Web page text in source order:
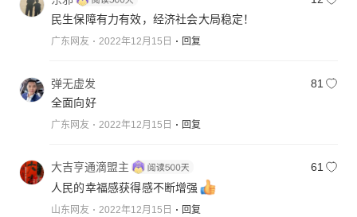
民生保障有力有效，经济社会大局稳定！
广东网友 2022年12月15日 回复
弹无虚发
81
全面向好
广东网友 2022年12月15日 回复
大吉亨通滴盟主
61
人民的幸福感获得感不断增强
山东网友 2022年12月15日 回复